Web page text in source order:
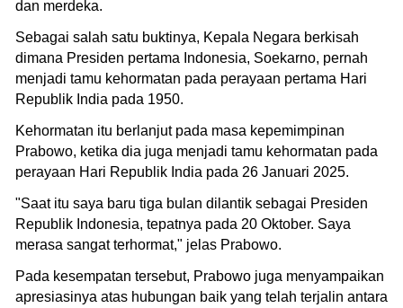
dan merdeka.
Sebagai salah satu buktinya, Kepala Negara berkisah
dimana Presiden pertama Indonesia, Soekarno, pernah
menjadi tamu kehormatan pada perayaan pertama Hari
Republik India pada 1950.
Kehormatan itu berlanjut pada masa kepemimpinan
Prabowo, ketika dia juga menjadi tamu kehormatan pada
perayaan Hari Republik India pada 26 Januari 2025.
"Saat itu saya baru tiga bulan dilantik sebagai Presiden
Republik Indonesia, tepatnya pada 20 Oktober. Saya
merasa sangat terhormat," jelas Prabowo.
Pada kesempatan tersebut, Prabowo juga menyampaikan
apresiasinya atas hubungan baik yang telah terjalin antara